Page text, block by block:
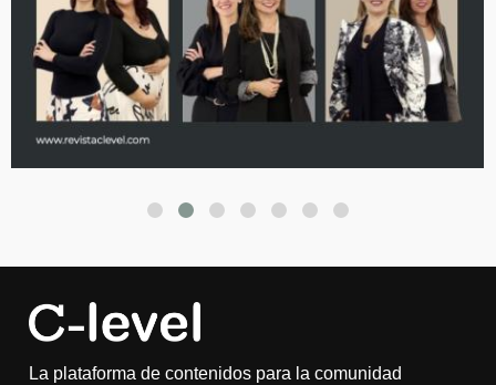
La plataforma de contenidos para la comunidad